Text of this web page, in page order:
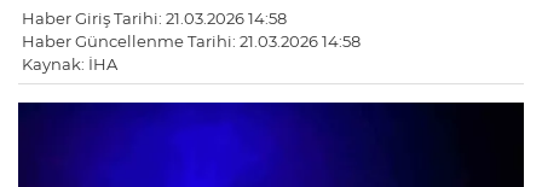
Haber Giriş Tarihi: 21.03.2026 14:58
Haber Güncellenme Tarihi: 21.03.2026 14:58
Kaynak: İHA